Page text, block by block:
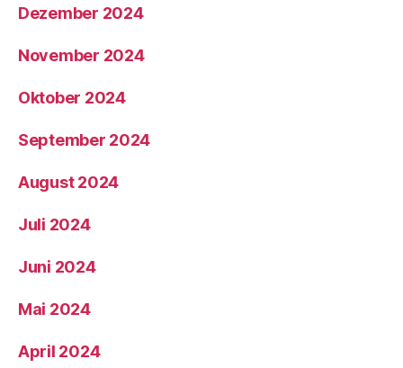
Dezember 2024
November 2024
Oktober 2024
September 2024
August 2024
Juli 2024
Juni 2024
Mai 2024
April 2024